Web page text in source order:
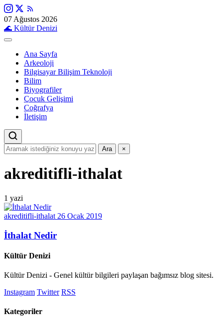
07 Ağustos 2026
🌊 Kültür Denizi
Ana Sayfa
Arkeoloji
Bilgisayar Bilişim Teknoloji
Bilim
Biyografiler
Çocuk Gelişimi
Coğrafya
İletişim
Ara ×
akreditifli-ithalat
1 yazi
akreditifli-ithalat 26 Ocak 2019
İthalat Nedir
Kültür Denizi
Kültür Denizi - Genel kültür bilgileri paylaşan bağımsız blog sitesi.
Instagram Twitter RSS
Kategoriler